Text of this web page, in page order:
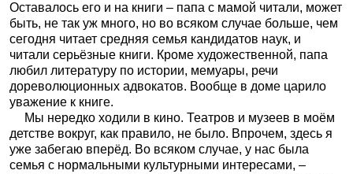
Оставалось его и на книги – папа с мамой читали, может
быть, не так уж много, но во всяком случае больше, чем
сегодня читает средняя семья кандидатов наук, и
читали серьёзные книги. Кроме художественной, папа
любил литературу по истории, мемуары, речи
дореволюционных адвокатов. Вообще в доме царило
уважение к книге.
Мы нередко ходили в кино. Театров и музеев в моём
детстве вокруг, как правило, не было. Впрочем, здесь я
уже забегаю вперёд. Во всяком случае, у нас была
семья с нормальными культурными интересами, –